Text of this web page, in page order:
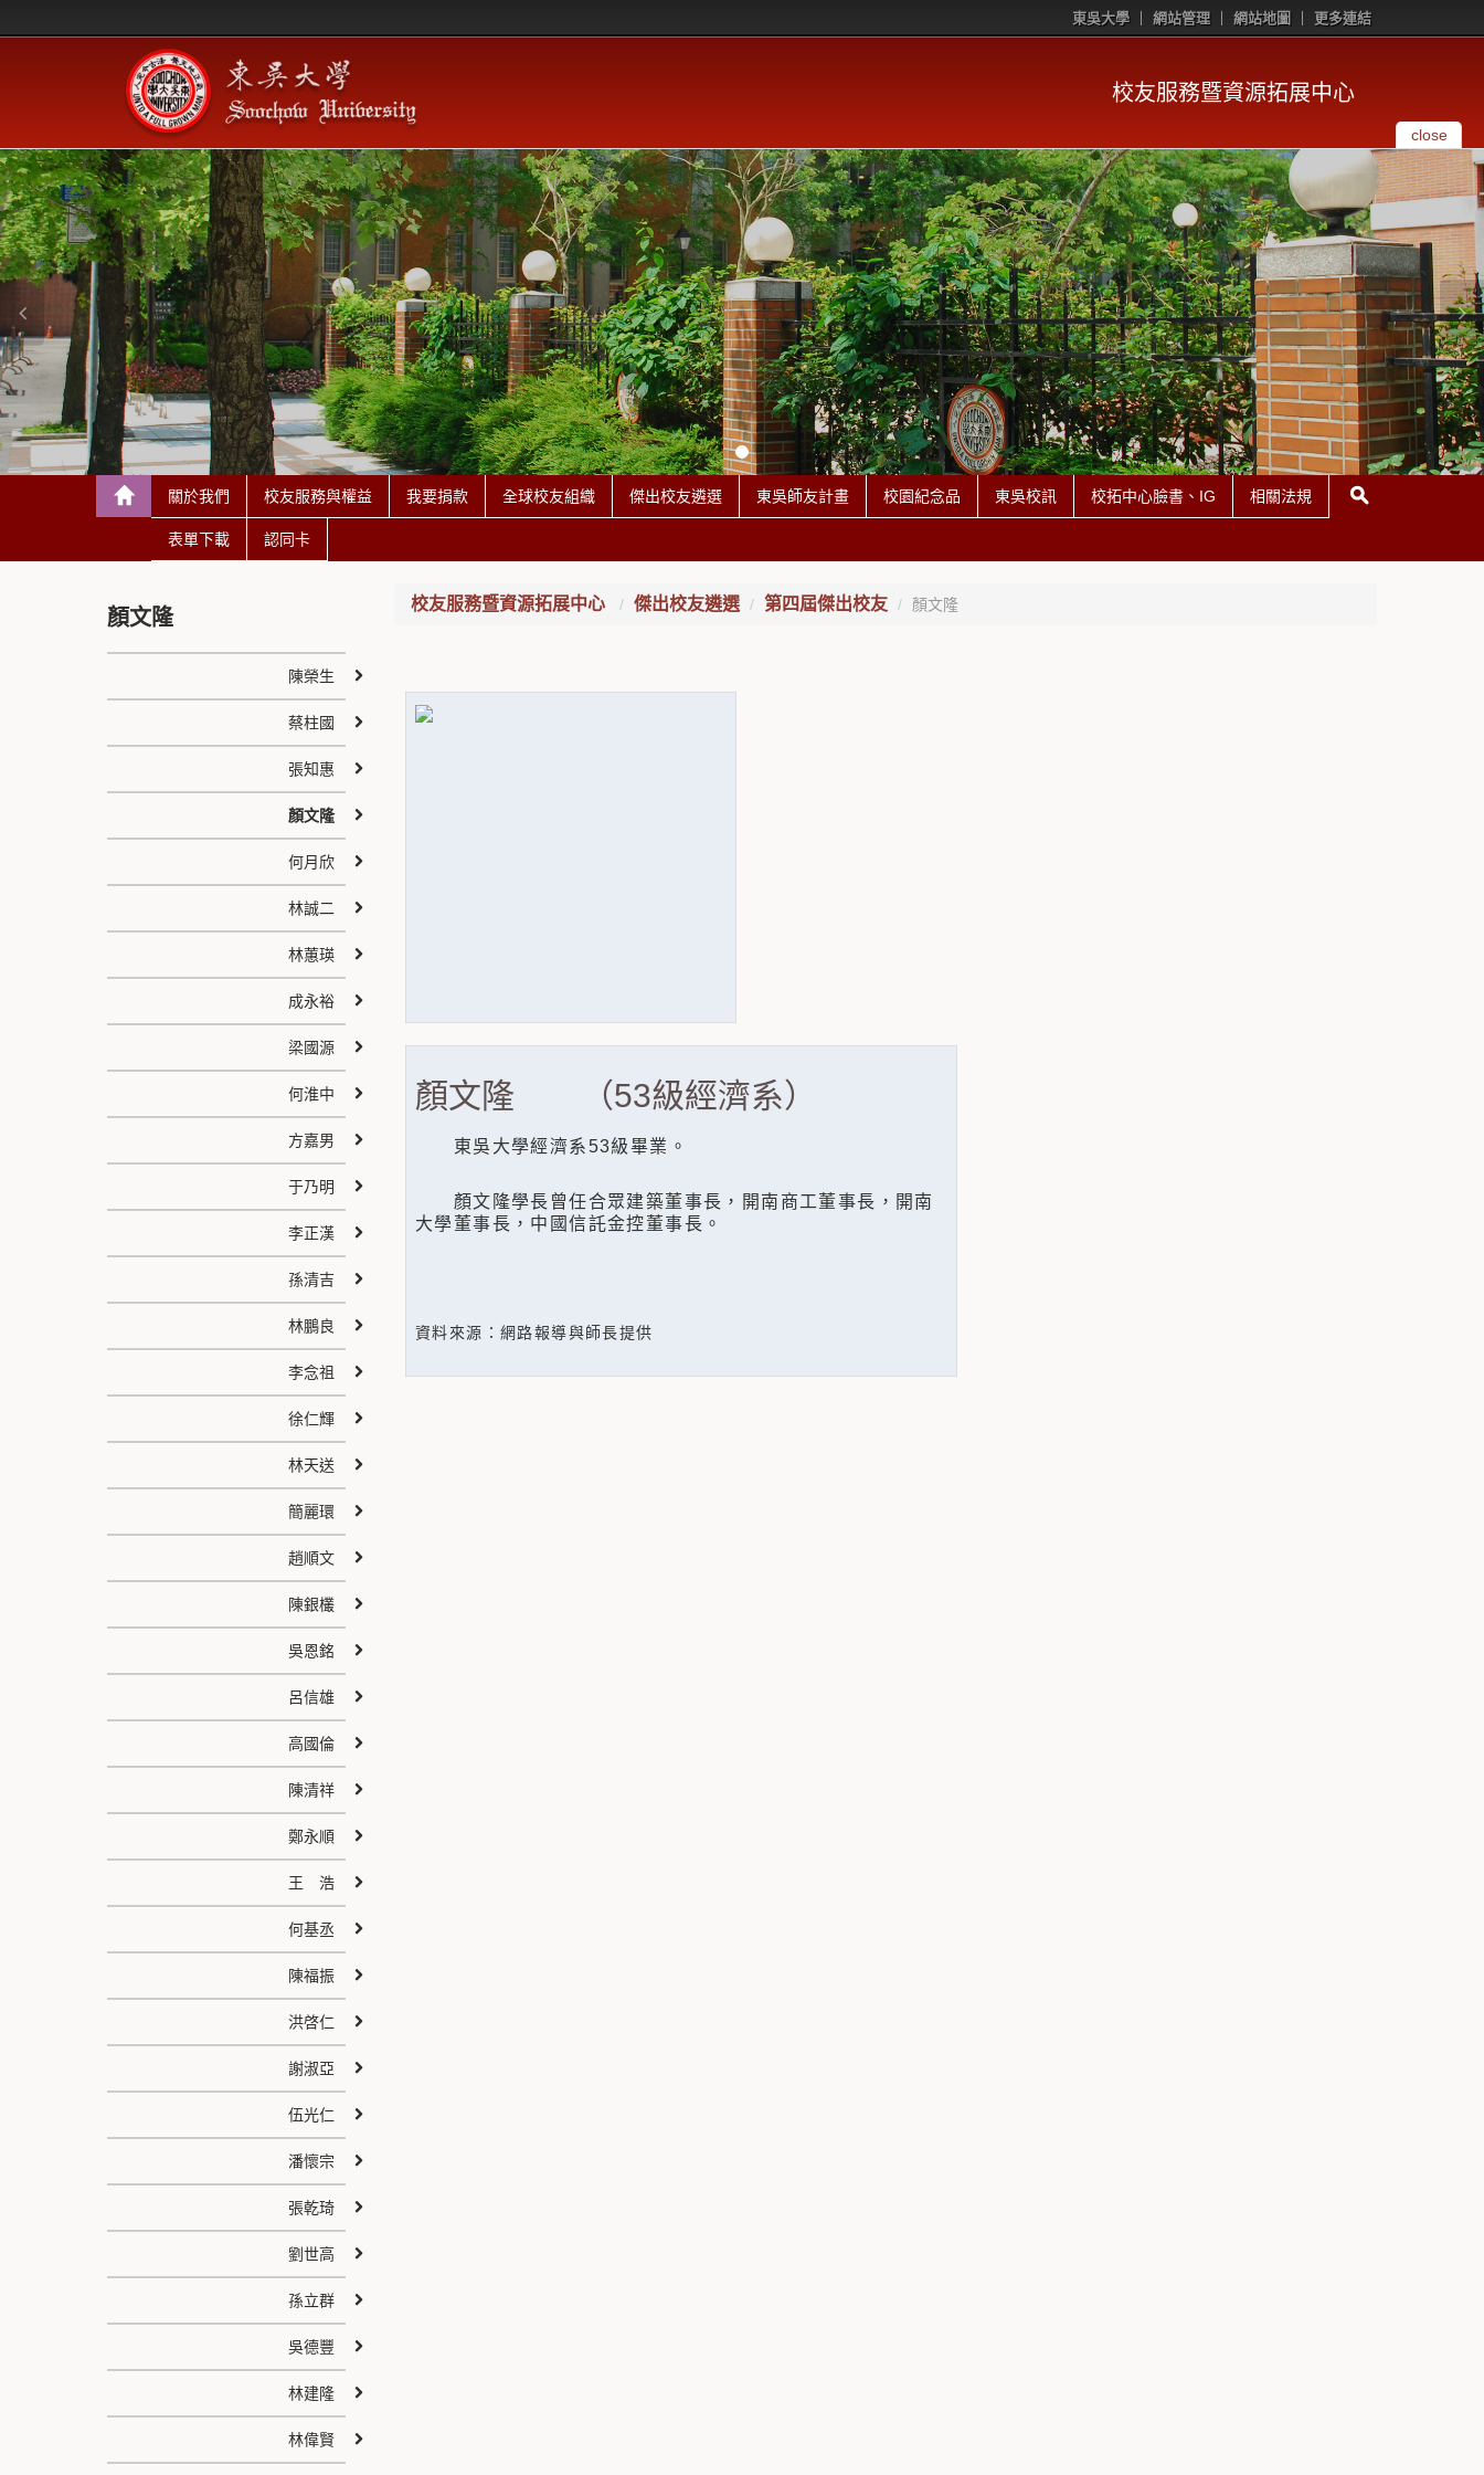
東吳大學 網站管理 網站地圖 更多連結
校友服務暨資源拓展中心
close
關於我們 校友服務與權益 我要捐款 全球校友組織 傑出校友遴選 東吳師友計畫 校園紀念品 東吳校訊 校拓中心臉書、IG 相關法規
表單下載 認同卡
校友服務暨資源拓展中心 傑出校友遴選 第四屆傑出校友 顏文隆
顏文隆 （53級經濟系）
東吳大學經濟系53級畢業 。
顏文隆學長曾任合眾建築董事長，開南商工董事長，開南
大學董事長，中國信託金控董事長。
資料來源：網路報導與師長提供
顏文隆
陳榮生
蔡柱國
張知惠
顏文隆
何月欣
林誠二
林蕙瑛
成永裕
梁國源
何淮中
方嘉男
于乃明
李正漢
孫清吉
林鵬良
李念祖
徐仁輝
林天送
簡麗環
趙順文
陳銀欉
吳恩銘
呂信雄
高國倫
陳清祥
鄭永順
王 浩
何基丞
陳福振
洪啓仁
謝淑亞
伍光仁
潘懷宗
張乾琦
劉世高
孫立群
吳德豐
林建隆
林偉賢